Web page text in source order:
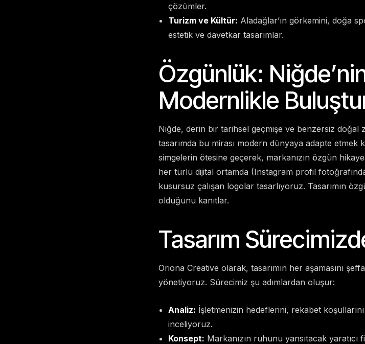
çözümler.
Turizm ve Kültür: Aladağlar’ın görkemini, doğa
estetik ve davetkar tasarımlar.
Özgünlük:
Modernlikle
Niğde, derin bir tarihsel geçmişe ve benzersiz
tasarımda bu mirası modern dünyaya adapte etmek
simgelerin ötesine geçerek, markanızın özgün
her türlü dijital ortamda (Instagram profil
kusursuz çalışan logolar tasarlıyoruz. Tasarımın
olduğunu kanıtlar.
Tasarım
Oriona Creative olarak, tasarımın her aşamasını
yönetiyoruz. Sürecimiz şu adımlardan oluşur:
Analiz: İşletmenizin hedeflerini, rekabet
inceliyoruz.
Konsept: Markanızın ruhunu yansıtacak